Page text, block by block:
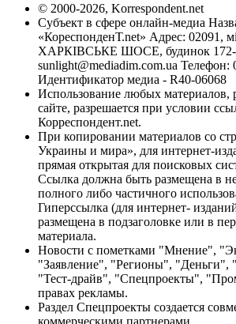
© 2000-2026, Korrespondent.net
Субъект в сфере онлайн-медиа
«КореспонденТ.net» Адрес: 02091,
ХАРКІВСЬКЕ ШОСЕ, будинок 172-
sunlight@mediadim.com.ua Телефон:
Идентификатор медиа - R40-06068
Использование любых материалов,
сайте, разрешается при условии
Корреспондент.net.
При копировании материалов со
Украины и мира», для интернет-
прямая открытая для поисковых
Ссылка должна быть размещена в
полного либо частичного
Гиперссылка (для интернет-
размещена в подзаголовке или в
материала.
Новости с пометками "Мнение",
"Заявление", "Регионы",
"Тест-драйв", "Спецпроекты",
правах рекламы.
Раздел Спецпроекты создается
коммерческими партнерами.